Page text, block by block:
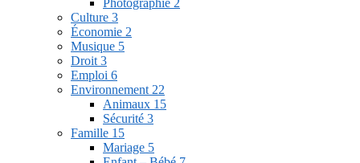
Culture 3
Économie 2
Musique 5
Droit 3
Emploi 6
Environnement 22
Animaux 15
Sécurité 3
Famille 15
Mariage 5